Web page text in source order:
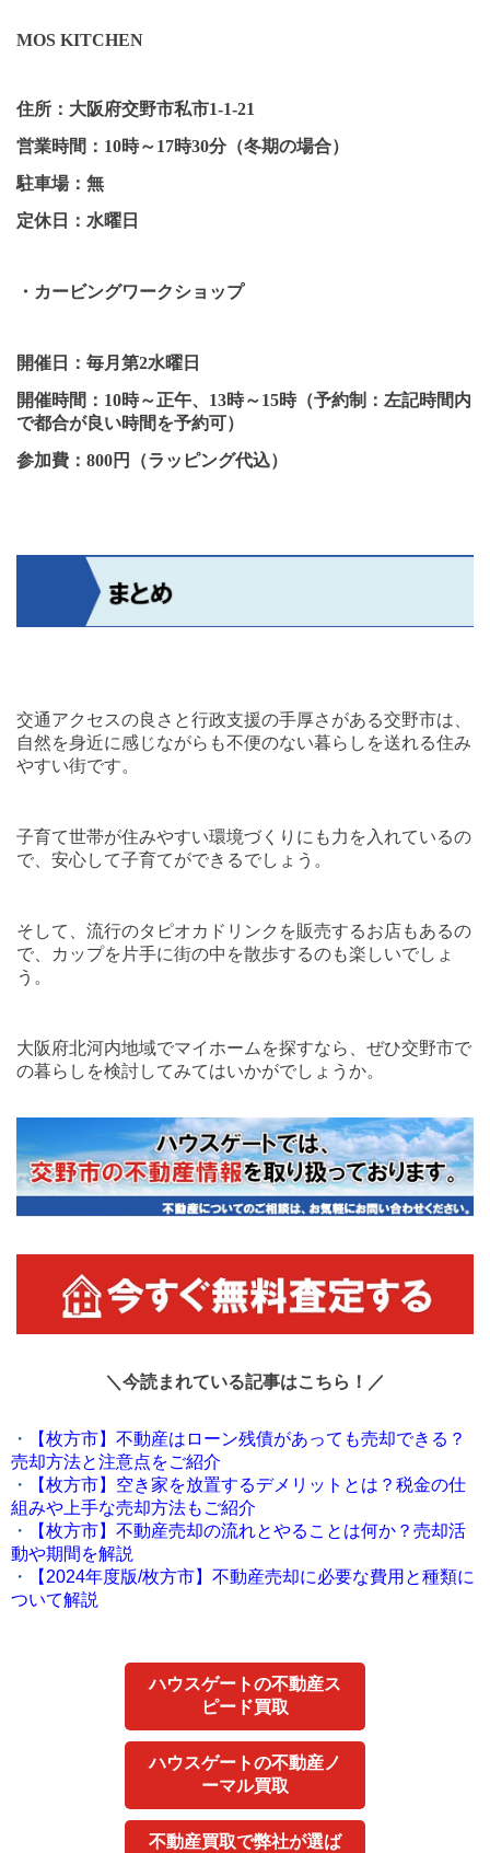
MOS KITCHEN
住所：大阪府交野市私市1-1-21
営業時間： 10時～17時30分（冬期の場合）
駐車場：無
定休日：水曜日
・カービングワークショップ
開催日：毎月第2水曜日
開催時間： 10時～正午、 13時～15時（予約制：左記時間内
で都合が良い時間を予約可）
参加費： 800円（ラッピング代込）
交通アクセスの良さと行政支援の手厚さがある交野市は、
自然を身近に感じながらも不便のない暮らしを送れる住み
やすい街です。
子育て世帯が住みやすい環境づくりにも力を入れているの
で、安心して子育てができるでしょう。
そして、流行のタピオカドリンクを販売するお店もあるの
で、カップを片手に街の中を散歩するのも楽しいでしょ
う。
大阪府北河内地域でマイホームを探すなら、ぜひ交野市で
の暮らしを検討してみてはいかがでしょうか。
＼今読まれている記事はこちら！／
・
【枚方市】不動産はローン残債があっても売却できる？
売却方法と注意点をご紹介
・
【枚方市】空き家を放置するデメリットとは？税金の仕
組みや上手な売却方法もご紹介
・
【枚方市】不動産売却の流れとやることは何か？売却活
動や期間を解説
・
【2024年度版/枚方市】不動産売却に必要な費用と種類に
ついて解説
ハウスゲートの不動産ス
ピード買取
ハウスゲートの不動産ノ
ーマル買取
不動産買取で弊社が選ば